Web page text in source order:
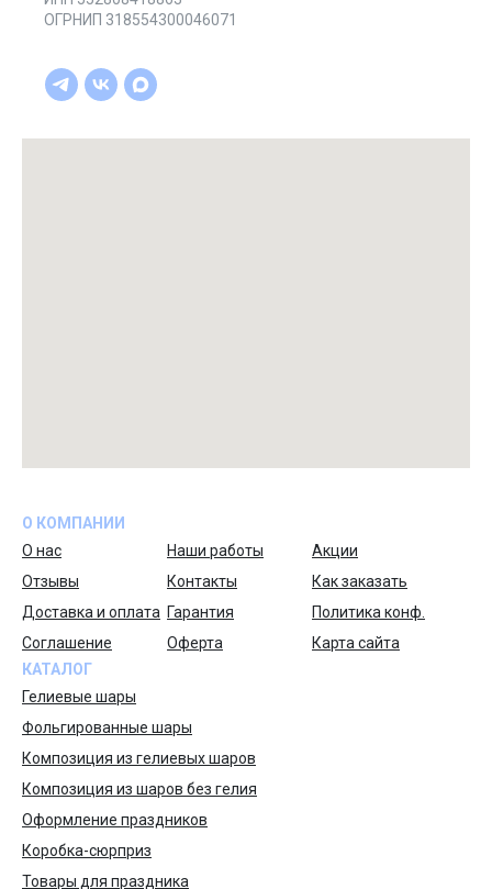
ОГРНИП 318554300046071
О КОМПАНИИ
О нас
Наши работы
Акции
Отзывы
Контакты
Как заказать
Доставка и оплата Гарантия
Политика конф.
Соглашение
Оферта
Карта сайта
КАТАЛОГ
Гелиевые шары
Фольгированные шары
Композиция из гелиевых шаров
Композиция из шаров без гелия
Оформление праздников
Коробка-сюрприз
Товары для праздника